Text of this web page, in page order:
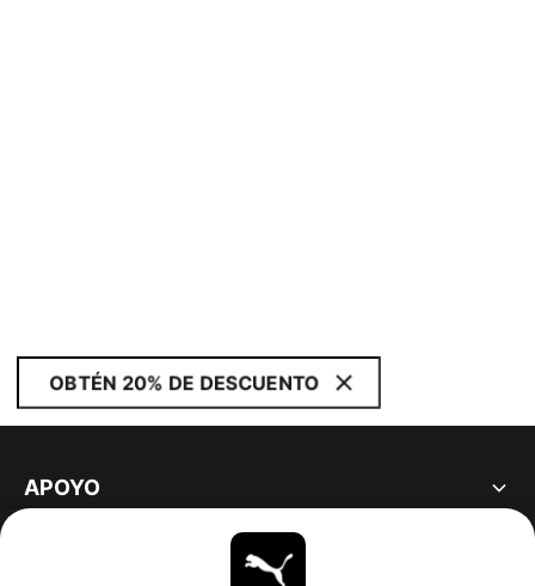
OBTÉN 20% DE DESCUENTO
APOYO